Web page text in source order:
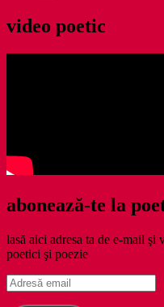
video poetic
abonează-te la
lasă aici adresa ta de e-mail
poetici şi poezie
Adresă
email